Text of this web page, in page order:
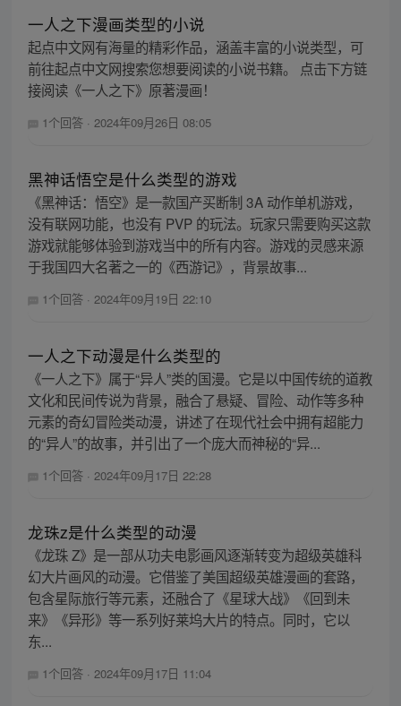
一人之下漫画类型的小说
起点中文网有海量的精彩作品，涵盖丰富的小说类型，可
前往起点中文网搜索您想要阅读的小说书籍。 点击下方链
接阅读《一人之下》原著漫画！
1个回答 · 2024年09月26日 08:05
黑神话悟空是什么类型的游戏
《黑神话：悟空》是一款国产买断制 3A 动作单机游戏，
没有联网功能，也没有 PVP 的玩法。玩家只需要购买这款
游戏就能够体验到游戏当中的所有内容。游戏的灵感来源
于我国四大名著之一的《西游记》，背景故事...
1个回答 · 2024年09月19日 22:10
一人之下动漫是什么类型的
《一人之下》属于“异人”类的国漫。它是以中国传统的道教
文化和民间传说为背景，融合了悬疑、冒险、动作等多种
元素的奇幻冒险类动漫，讲述了在现代社会中拥有超能力
的“异人”的故事，并引出了一个庞大而神秘的“异...
1个回答 · 2024年09月17日 22:28
龙珠z是什么类型的动漫
《龙珠 Z》是一部从功夫电影画风逐渐转变为超级英雄科
幻大片画风的动漫。它借鉴了美国超级英雄漫画的套路，
包含星际旅行等元素，还融合了《星球大战》《回到未
来》《异形》等一系列好莱坞大片的特点。同时，它以
东...
1个回答 · 2024年09月17日 11:04